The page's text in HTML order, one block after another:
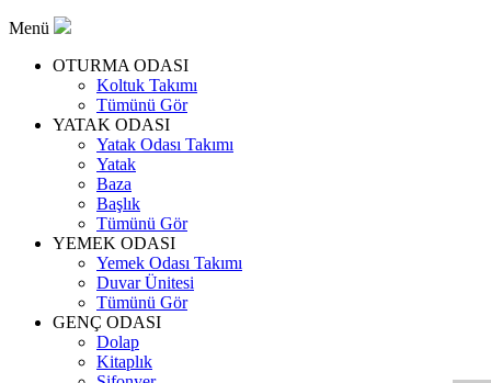
Menü
OTURMA ODASI
Koltuk Takımı
Tümünü Gör
YATAK ODASI
Yatak Odası Takımı
Yatak
Baza
Başlık
Tümünü Gör
YEMEK ODASI
Yemek Odası Takımı
Duvar Ünitesi
Tümünü Gör
GENÇ ODASI
Dolap
Kitaplık